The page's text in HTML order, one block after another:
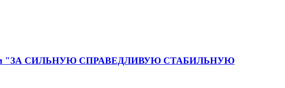
"ЗА СИЛЬНУЮ СПРАВЕДЛИВУЮ СТАБИЛЬНУЮ